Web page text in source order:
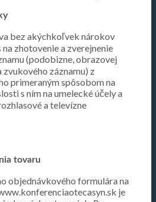
bez akýchkoľvek nárokov
zhotovenie a zverejnenie
(podobizne, obrazovej
záznamu) z
primeraným spôsobom na
s ním na umelecké účely a
a televízne
tovaru
objednávkového formulára na
je